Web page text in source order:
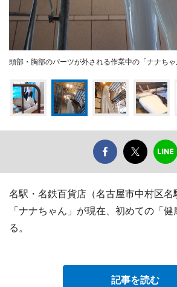
頭部・胸部のパーツが外される作業中の「ナナちゃ
名駅・名鉄百貨店（名古屋市中村区名
「ナナちゃん」が現在、初めての「
る。
記事を読む